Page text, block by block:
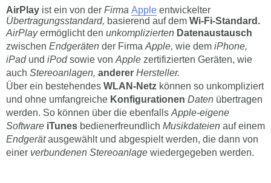
AirPlay ist ein von der Firma Apple entwickelter
Übertragungsstandard, basierend auf dem Wi-Fi-Standard.
AirPlayermöglicht den unkomplizierten Datenaustausch
zwischen Endgeräten der Firma Apple, wie dem iPhone,
iPadund iPodsowie von Apple zertifizierten Geräten, wie
auch Stereoanlagen, anderer Hersteller.
Über ein bestehendes WLAN-Netz können so unkompliziert
und ohne umfangreiche Konfigurationen Daten übertragen
werden. So können über die ebenfalls Apple-eigene
Software iTunes bedienerfreundlich Musikdateien auf einem
Endgerätausgewählt und abgespielt werden, die dann von
einer verbundenen Stereoanlage wiedergegeben werden.